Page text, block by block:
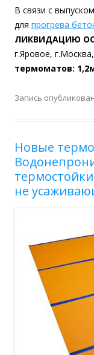
В связи с
для прогрева
ЛИКВИДАЦИЮ
г.Яровое,
термоматов:
Запись
Новые
не